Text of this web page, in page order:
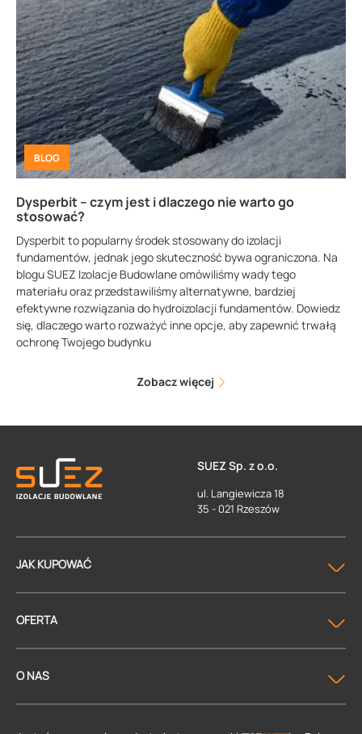
BLOG
Dysperbit – czym jest i dlaczego nie warto go
stosować?
Dysperbit to popularny środek stosowany do izolacji
fundamentów, jednak jego skuteczność bywa ograniczona. Na
blogu SUEZ Izolacje Budowlane omówiliśmy wady tego
materiału oraz przedstawiliśmy alternatywne, bardziej
efektywne rozwiązania do hydroizolacji fundamentów. Dowiedz
się, dlaczego warto rozważyć inne opcje, aby zapewnić trwałą
ochronę Twojego budynku
Zobacz więcej
SUEZ Sp. z o.o.
ul. Langiewicza 18
35 - 021 Rzeszów
JAK KUPOWAĆ
OFERTA
O NAS